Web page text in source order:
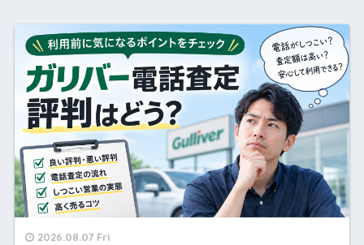
2026.08.07 Fri